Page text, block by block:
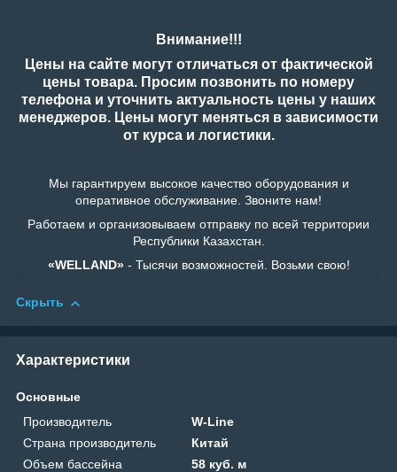
Внимание!!!
Цены на сайте могут отличаться от фактической
цены товара. Просим позвонить по номеру
телефона и уточнить актуальность цены у наших
менеджеров. Цены могут меняться в зависимости
от курса и логистики.
Мы гарантируем высокое качество оборудования и
оперативное обслуживание. Звоните нам!
Работаем и организовываем отправку по всей территории
Республики Казахстан.
«WELLAND»- Тысячи возможностей. Возьми свою!
Скрыть
Характеристики
Основные
Производитель
W-Line
Страна производитель
Китай
Объем бассейна
58 куб. м